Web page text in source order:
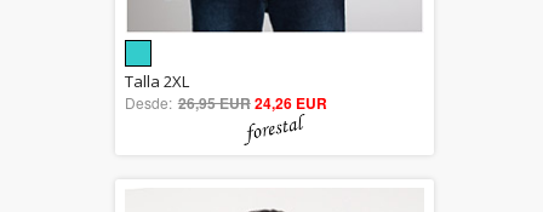
out of 5
Talla 2XL
Desde: 26,95 EUR24,26 EUR